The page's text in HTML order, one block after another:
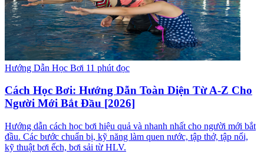
Hướng Dẫn Học Bơi 11 phút đọc
Cách Học Bơi: Hướng Dẫn Toàn Diện Từ A-Z Cho
Người Mới Bắt Đầu [2026]
Hướng dẫn cách học bơi hiệu quả và nhanh nhất cho người mới bắt
đầu. Các bước chuẩn bị, kỹ năng làm quen nước, tập thở, tập nổi,
kỹ thuật bơi ếch, bơi sải từ HLV.